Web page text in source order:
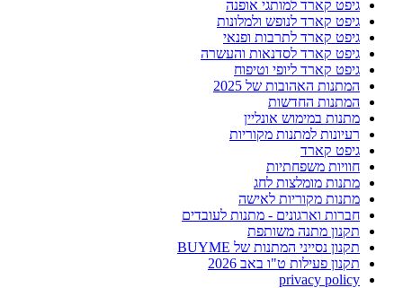
גיפט קארד למותגי אופנה
גיפט קארד לנופש ולמלונות
גיפט קארד לתרבות ופנאי
גיפט קארד לסדנאות והעשרה
גיפט קארד ליופי וטיפוח
המתנות האהובות של 2025
המתנות החדשות
מתנות במימוש אונליין
רעיונות למתנות מקוריות
גיפט קארד
חוויות משפחתיות
מתנות מומלצות לחג
מתנות מקוריות לאישה
חברות וארגונים - מתנות לעובדים
תקנון מתנה משותפת
תקנון נסייני המתנות של BUYME
תקנון פעילות ט"ו באב 2026
privacy policy